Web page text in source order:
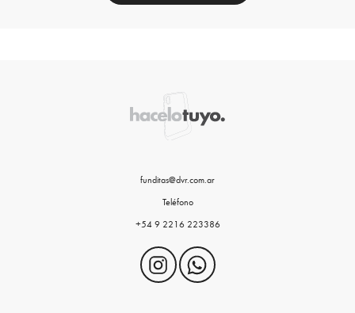
funditas@dvr.com.ar
Teléfono
+54 9 2216 223386